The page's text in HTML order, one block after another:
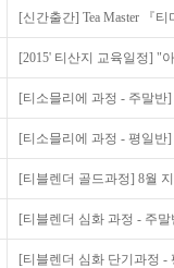
[신간출간] Tea Master 『
[2015' 티산지 교육일정] "
[티소믈리에 과정 - 주말반
[티소믈리에 과정 - 평일반
[티블렌더 골드과정] 8월
[티블렌더 심화 과정 - 주
[티블렌더 심화 단기과정 -